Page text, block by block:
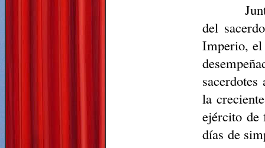
del
Imperio, el
la
ejército de
días de